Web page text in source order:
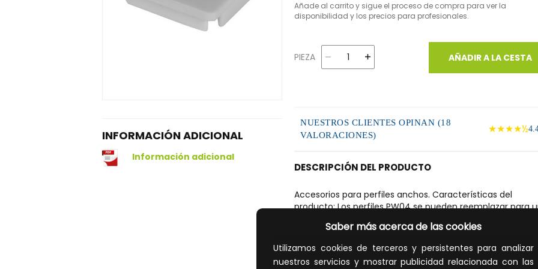
Saber más acerca de las cookies
Utilizamos cookies de terceros y persistentes para analizar
nuestros servicios y mostrar publicidad relacionada con las
INFORMACIÓN ADICIONAL
Información adicional
Añade al carrito y sigue el proceso de compra para ver la
disponibilidad y los precios para profesionales.
PIEZA AÑADIR A LA CESTA
NUESTROS CLIENTES OPINAN (18
VALORACIONES)
★★★★½
DESCRIPCIÓN DEL PRODUCTO
Accesorios para perfiles anchos. Características del
producto: Los perfiles PW04 se pueden reemplazar para
instalación suspendida mediante un accesorio.. Beneficios
del producto: Perfil de aluminio robusto. Montaje rápido y
sencillo. Áreas de aplicación: Iluminación de interior